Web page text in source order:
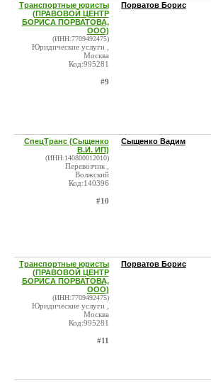
Транспортные юристы
(ПРАВОВОЙ ЦЕНТР
БОРИСА ПОРВАТОВА,
ООО)
(ИНН:7709492475)
Юридические услуги ,
Москва
Код:995281
#9
Порватов Борис
СпецТранс (Сыщенко
В.И. ИП)
(ИНН:140800012010)
Перевозчик ,
Волжский
Код:140396
#10
Сыщенко Вадим
Транспортные юристы
(ПРАВОВОЙ ЦЕНТР
БОРИСА ПОРВАТОВА,
ООО)
(ИНН:7709492475)
Юридические услуги ,
Москва
Код:995281
#11
Порватов Борис